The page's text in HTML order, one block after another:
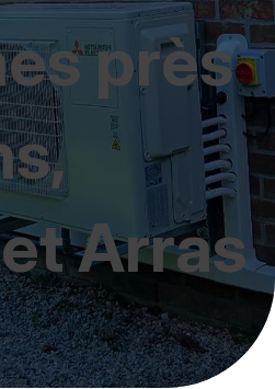
près
Arras